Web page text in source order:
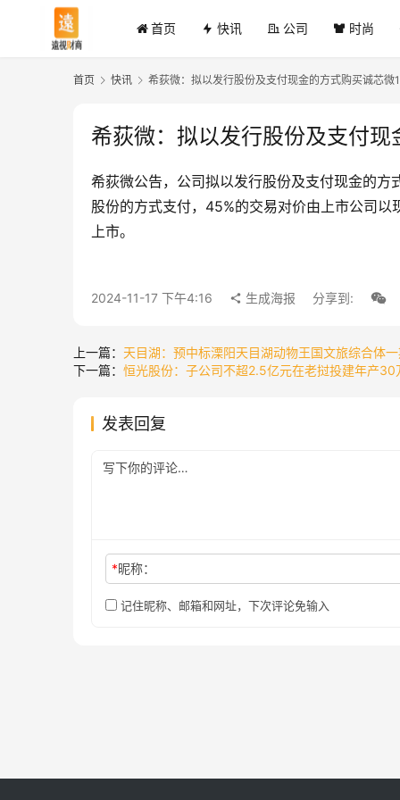
首页 快讯 公司 时尚
首页 快讯 希荻微：拟以发行股份及支付现金的方式购买诚芯微
希荻微：拟以发行股份及支付
希荻微公告，公司拟以发行股份及支付现金的
股份的方式支付，45%的交易对价由上市公司
上市。
2024-11-17 下午4:16 生成海报 分享到:
上一篇： 天目湖：预中标溧阳天目湖动物王国文旅综合体
下一篇： 恒光股份：子公司不超2.5亿元在老挝投建年产30
发表回复
*昵称：
记住昵称、邮箱和网址，下次评论免输入